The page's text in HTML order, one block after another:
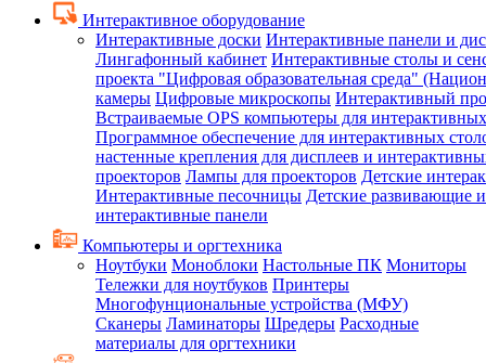
Интерактивное оборудование
Интерактивные доски Интерактивные панели и
Лингафонный кабинет Интерактивные столы и
проекта "Цифровая образовательная среда"
камеры Цифровые микроскопы Интерактивный
Встраиваемые OPS компьютеры для
Программное обеспечение для интерактивных
настенные крепления для дисплеев и
проекторов Лампы для проекторов Детские
Интерактивные песочницы Детские развивающие
интерактивные панели
Компьютеры и оргтехника
Ноутбуки Моноблоки Настольные ПК Мониторы
Тележки для ноутбуков Принтеры
Многофунциональные устройства (МФУ)
Сканеры Ламинаторы Шредеры Расходные
материалы для оргтехники